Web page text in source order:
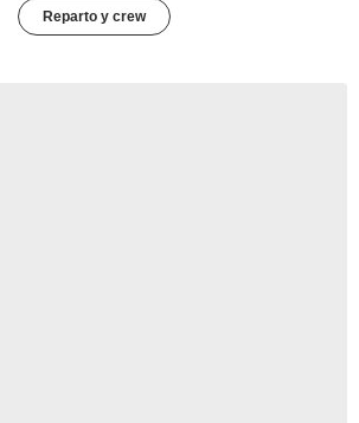
Reparto y crew